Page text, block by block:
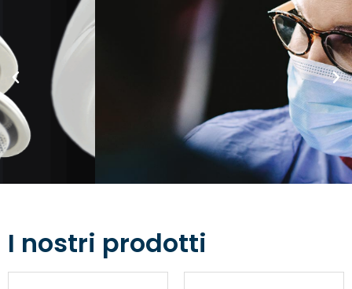
Specialista in impianti
articolari ortopedici dal
I nostri prodotti